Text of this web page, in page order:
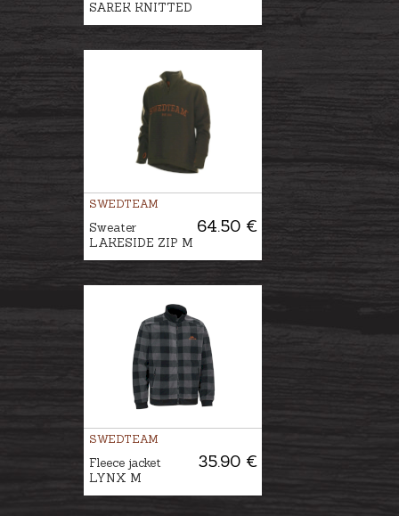
SAREK KNITTED
SWEDTEAM
64.50 €
Sweater
LAKESIDE ZIP M
SWEDTEAM
35.90 €
Fleece jacket
LYNX M